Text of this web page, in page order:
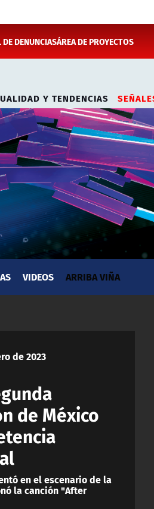
DE DENUNCIASÁREA DE PROYECTOS
Y TENDENCIAS
VIDEOS ARRIBA VIÑA
de 2023
de México
en el escenario de la
la canción "After